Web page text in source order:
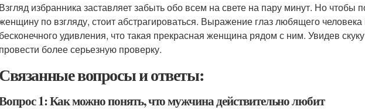
Взгляд избранника заставляет забыть обо всем на свете на пару минут. Но чтобы
по взгляду, стоит абстрагироваться. Выражение глаз любящего
бесконечного удивления, что такая прекрасная женщина рядом с ним. Увидев
провести более серьезную проверку.
Связанные вопросы и ответы:
1: Как можно понять, что мужчина действительно любит